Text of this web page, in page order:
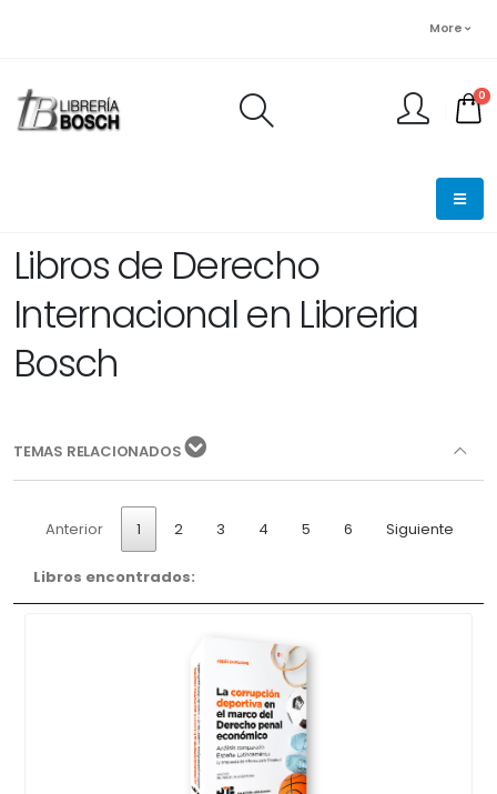
More
0
Libros de Derecho
Internacional en Libreria
Bosch
TEMAS RELACIONADOS
Anterior 1 2 3 4 5 6 Siguiente
Libros encontrados: